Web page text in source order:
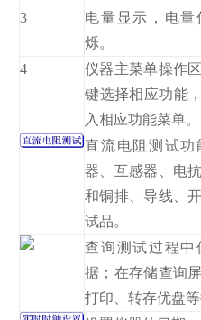
3
电量显示，电量
烁。
4
仪器主菜单操作
键选择相应功能
入相应功能菜单。
直流电阻测试功
器、互感器、电
和铜排、导线、
试品。
查询测试过程中
据；在存储查询
打印、转存优盘等